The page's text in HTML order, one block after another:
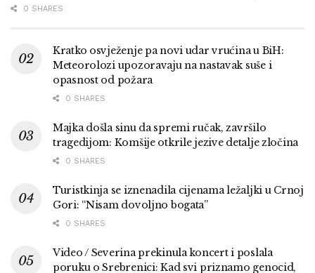
0 SHARES
Kratko osvježenje pa novi udar vrućina u BiH:
Meteorolozi upozoravaju na nastavak suše i
opasnost od požara
0 SHARES
Majka došla sinu da spremi ručak, završilo
tragedijom: Komšije otkrile jezive detalje zločina
0 SHARES
Turistkinja se iznenadila cijenama ležaljki u Crnoj
Gori: “Nisam dovoljno bogata”
0 SHARES
Video / Severina prekinula koncert i poslala
poruku o Srebrenici: Kad svi priznamo genocid,